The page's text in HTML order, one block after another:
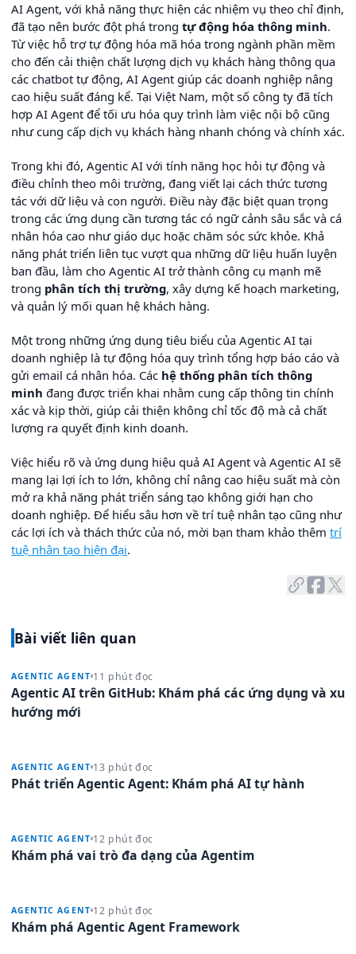
AI Agent, với khả năng thực hiện các nhiệm vụ theo chỉ định,
đã tạo nên bước đột phá trong tự động hóa thông minh.
Từ việc hỗ trợ tự động hóa mã hóa trong ngành phần mềm
cho đến cải thiện chất lượng dịch vụ khách hàng thông qua
các chatbot tự động, AI Agent giúp các doanh nghiệp nâng
cao hiệu suất đáng kể. Tại Việt Nam, một số công ty đã tích
hợp AI Agent để tối ưu hóa quy trình làm việc nội bộ cũng
như cung cấp dịch vụ khách hàng nhanh chóng và chính xác.
Trong khi đó, Agentic AI với tính năng học hỏi tự động và
điều chỉnh theo môi trường, đang viết lại cách thức tương
tác với dữ liệu và con người. Điều này đặc biệt quan trọng
trong các ứng dụng cần tương tác có ngữ cảnh sâu sắc và cá
nhân hóa cao như giáo dục hoặc chăm sóc sức khỏe. Khả
năng phát triển liên tục vượt qua những dữ liệu huấn luyện
ban đầu, làm cho Agentic AI trở thành công cụ mạnh mẽ
trong phân tích thị trường, xây dựng kế hoạch marketing,
và quản lý mối quan hệ khách hàng.
Một trong những ứng dụng tiêu biểu của Agentic AI tại
doanh nghiệp là tự động hóa quy trình tổng hợp báo cáo và
gửi email cá nhân hóa. Các hệ thống phân tích thông
minh đang được triển khai nhằm cung cấp thông tin chính
xác và kịp thời, giúp cải thiện không chỉ tốc độ mà cả chất
lượng ra quyết định kinh doanh.
Việc hiểu rõ và ứng dụng hiệu quả AI Agent và Agentic AI sẽ
mang lại lợi ích to lớn, không chỉ nâng cao hiệu suất mà còn
mở ra khả năng phát triển sáng tạo không giới hạn cho
doanh nghiệp. Để hiểu sâu hơn về trí tuệ nhân tạo cũng như
các lợi ích và thách thức của nó, mời bạn tham khảo thêm trí
tuệ nhân tạo hiện đại.
Bài viết liên quan
AGENTIC AGENT 11 phút đọc
Agentic AI trên GitHub: Khám phá các ứng dụng và xu
hướng mới
AGENTIC AGENT 13 phút đọc
Phát triển Agentic Agent: Khám phá AI tự hành
AGENTIC AGENT 12 phút đọc
Khám phá vai trò đa dạng của Agentim
AGENTIC AGENT 12 phút đọc
Khám phá Agentic Agent Framework